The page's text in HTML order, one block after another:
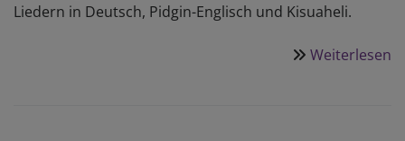
Liedern in Deutsch, Pidgin-Englisch und Kisuaheli.
Weiterlesen